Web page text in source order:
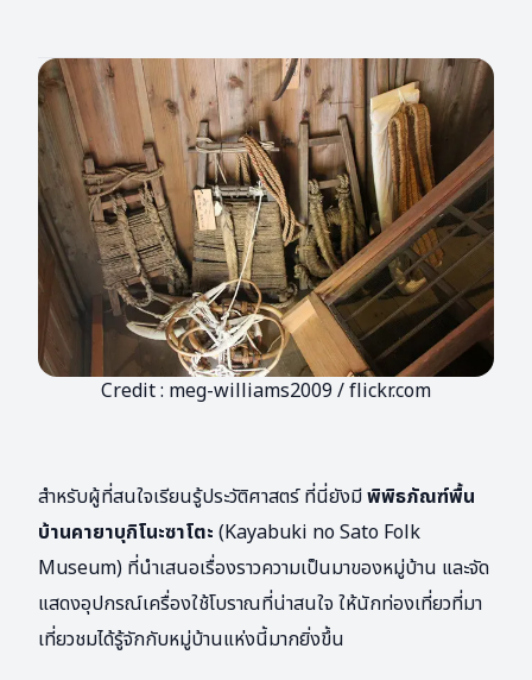
Credit : meg-williams2009 / flickr.com
สำหรับผู้ที่สนใจเรียนรู้ประวัติศาสตร์ ที่นี่ยังมีพิพิธภัณฑ์พื้น
บ้านคายาบุกิโนะซาโตะ (Kayabuki no Sato Folk
Museum) ที่นำเสนอเรื่องราวความเป็นมาของหมู่บ้าน และจัด
แสดงอุปกรณ์เครื่องใช้โบราณที่น่าสนใจ ให้นักท่องเที่ยวที่มา
เที่ยวชมได้รู้จักกับหมู่บ้านแห่งนี้มากยิ่งขึ้น